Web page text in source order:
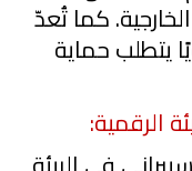
كما تُعدّ
يتطلب حماية
الرقمية: